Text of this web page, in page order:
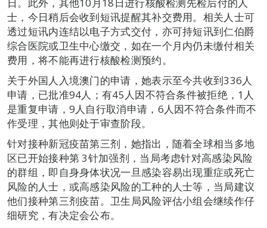
士，今日稍后会收到短讯提醒其补交费用。相关人士可
透过短讯内连结以电子方式交付，亦可持短讯到仁伯爵
综合医院或卫生中心缴交，如在一个月内仍未缴付相关
费用，将不能再进行核酸检测预约。
关于外国人入境澳门的申请，她表示至今共收到336人
申请，已批准94人；有45人因不符合条件被拒绝，1人
是重复申请，9人自行取消申请，6人因不符合条件而不
作受理，其他则处于审查阶段。
针对接种新冠疫苗第三剂，她指出，随着全球相当多地
区已开始接种第 3针加强剂，当局考虑针对高感染风险
的群组，即自身身体状况一旦感染容易出现重症或死亡
风险的人士，或高感染风险的工种的人士等，当局建议
他们接种第三剂疫苗。卫生局风险评估小组会继续作仔
细研究，有决定会公布。